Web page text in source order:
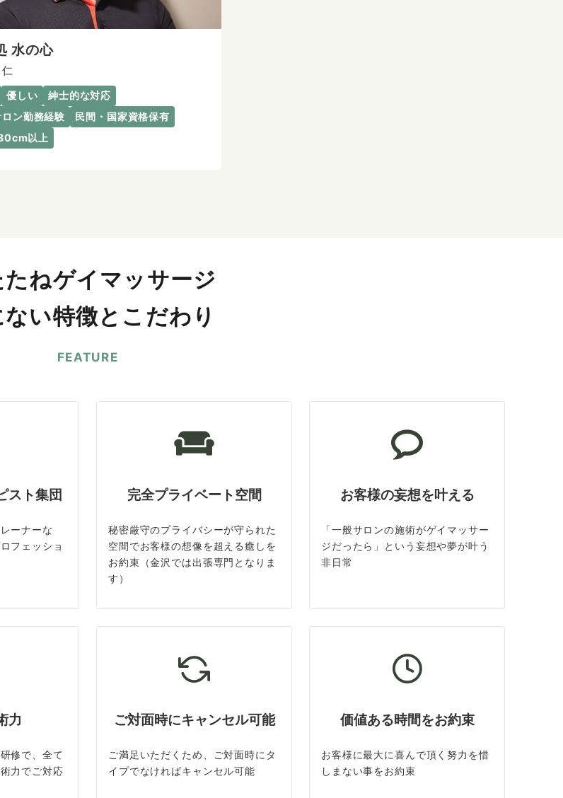
水の心
優しい
紳士的な対応
ン勤務経験
民間・国家資格保有
以上
たねゲイマッサージ
い特徴とこだわり
FEATURE
スト集団
ーナーな
フェッショ
完全プライベート空間
秘密厳守のプライバシーが守られた
空間でお客様の想像を超える癒しを
お約束（金沢では出張専門となりま
す）
お客様の妄想を叶える
「一般サロンの施術がゲイマッサー
ジだったら」という妄想や夢が叶う
非日常
力
修で、全て
力でご対応
ご対面時にキャンセル可能
ご満足いただくため、ご対面時にタ
イプでなければキャンセル可能
価値ある時間をお約束
お客様に最大に喜んで頂く努力を惜
しまない事をお約束